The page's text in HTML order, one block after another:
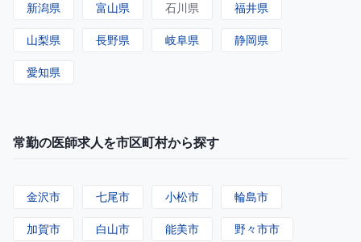
新潟県 富山県 石川県 福井県
山梨県 長野県 岐阜県 静岡県
愛知県
常勤の医師求人を市区町村から探す
金沢市 七尾市 小松市 輪島市
加賀市 白山市 能美市 野々市市